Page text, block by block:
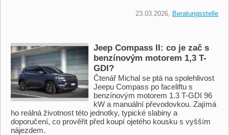
23.03.2026, Beratungsstelle
Jeep Compass II: co je zač s
benzínovým motorem 1,3 T-
GDI?
Čtenář Michal se ptá na spolehlivost
Jeepu Compass po faceliftu s
benzínovým motorem 1.3 T-GDI 96
kW a manuální převodovkou. Zajímá
ho reálná životnost této jednotky, typické slabiny a
doporučení, co prověřit před koupí ojetého kousku s vyšším
nájezdem.